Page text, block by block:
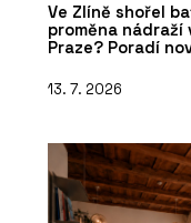
Ve Zlíně shořel
proměna nádraží
Praze? Poradí
13. 7. 2026